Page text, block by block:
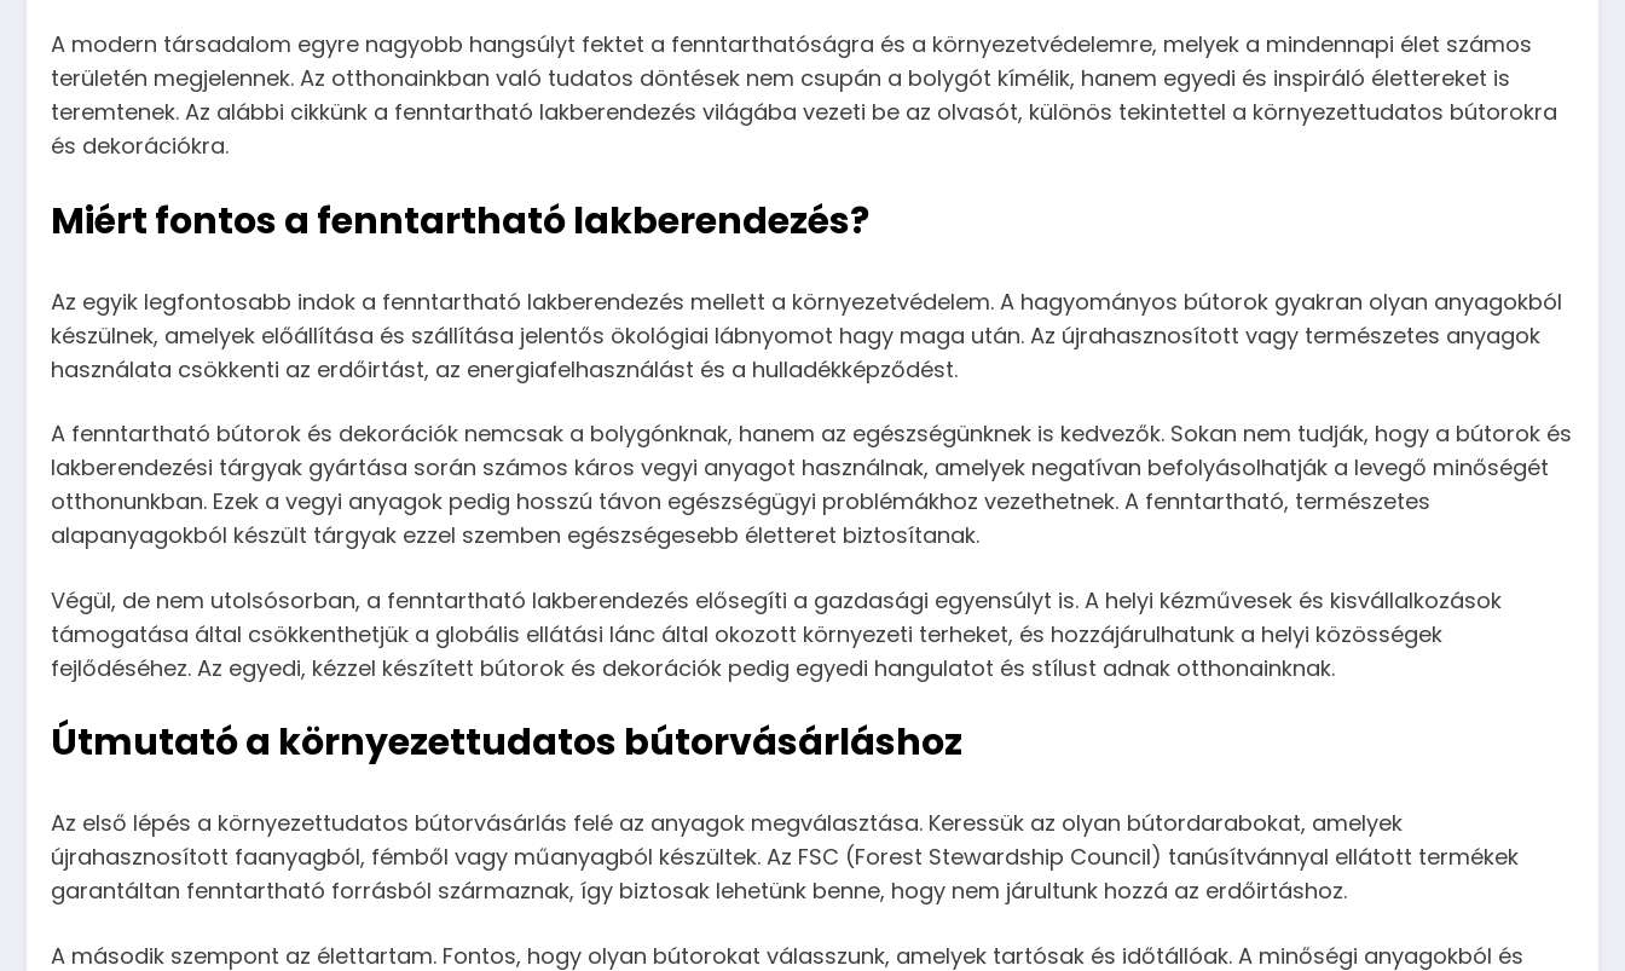
A modern társadalom egyre nagyobb hangsúlyt fektet a fenntarthatóságra és a környezetvédelemre, melyek a mindennapi élet számos
területén megjelennek. Az otthonainkban való tudatos döntések nem csupán a bolygót kímélik, hanem egyedi és inspiráló élettereket is
teremtenek. Az alábbi cikkünk a fenntartható lakberendezés világába vezeti be az olvasót, különös tekintettel a környezettudatos bútorokra
és dekorációkra.
Miért fontos a fenntartható lakberendezés?
Az egyik legfontosabb indok a fenntartható lakberendezés mellett a környezetvédelem. A hagyományos bútorok gyakran olyan anyagokból
készülnek, amelyek előállítása és szállítása jelentős ökológiai lábnyomot hagy maga után. Az újrahasznosított vagy természetes anyagok
használata csökkenti az erdőirtást, az energiafelhasználást és a hulladékképződést.
A fenntartható bútorok és dekorációk nemcsak a bolygónknak, hanem az egészségünknek is kedvezők. Sokan nem tudják, hogy a bútorok és
lakberendezési tárgyak gyártása során számos káros vegyi anyagot használnak, amelyek negatívan befolyásolhatják a levegő minőségét
otthonunkban. Ezek a vegyi anyagok pedig hosszú távon egészségügyi problémákhoz vezethetnek. A fenntartható, természetes
alapanyagokból készült tárgyak ezzel szemben egészségesebb életteret biztosítanak.
Végül, de nem utolsósorban, a fenntartható lakberendezés elősegíti a gazdasági egyensúlyt is. A helyi kézművesek és kisvállalkozások
támogatása által csökkenthetjük a globális ellátási lánc által okozott környezeti terheket, és hozzájárulhatunk a helyi közösségek
fejlődéséhez. Az egyedi, kézzel készített bútorok és dekorációk pedig egyedi hangulatot és stílust adnak otthonainknak.
Útmutató a környezettudatos bútorvásárláshoz
Az első lépés a környezettudatos bútorvásárlás felé az anyagok megválasztása. Keressük az olyan bútordarabokat, amelyek
újrahasznosított faanyagból, fémből vagy műanyagból készültek. Az FSC (Forest Stewardship Council) tanúsítvánnyal ellátott termékek
garantáltan fenntartható forrásból származnak, így biztosak lehetünk benne, hogy nem járultunk hozzá az erdőirtáshoz.
A második szempont az élettartam. Fontos, hogy olyan bútorokat válasszunk, amelyek tartósak és időtállóak. A minőségi anyagokból és